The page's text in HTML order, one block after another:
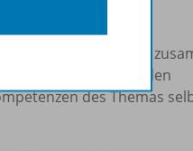
zu Kapitelbeginn
Einheit. Auf den
des Themas